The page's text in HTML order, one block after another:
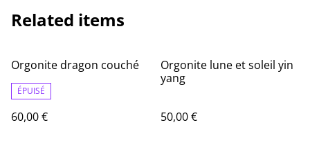
Related items
Orgonite dragon couché
ÉPUISÉ
60,00 €
Orgonite lune et soleil yin
yang
50,00 €